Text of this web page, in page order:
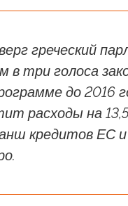
греческий
в три голоса
до 2016
расходы на
кредитов ЕС